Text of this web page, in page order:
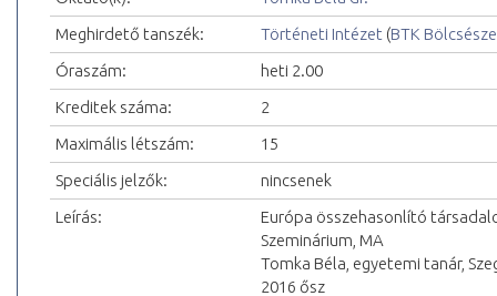
Meghirdető tanszék:
Történeti Intézet (BTK
Óraszám:
heti 2.00
Kreditek száma:
2
Maximális létszám:
15
Speciális jelzők:
nincsenek
Leírás:
Európa összehasonlító
Szeminárium, MA
Tomka Béla, egyetemi tanár,
2016 ősz